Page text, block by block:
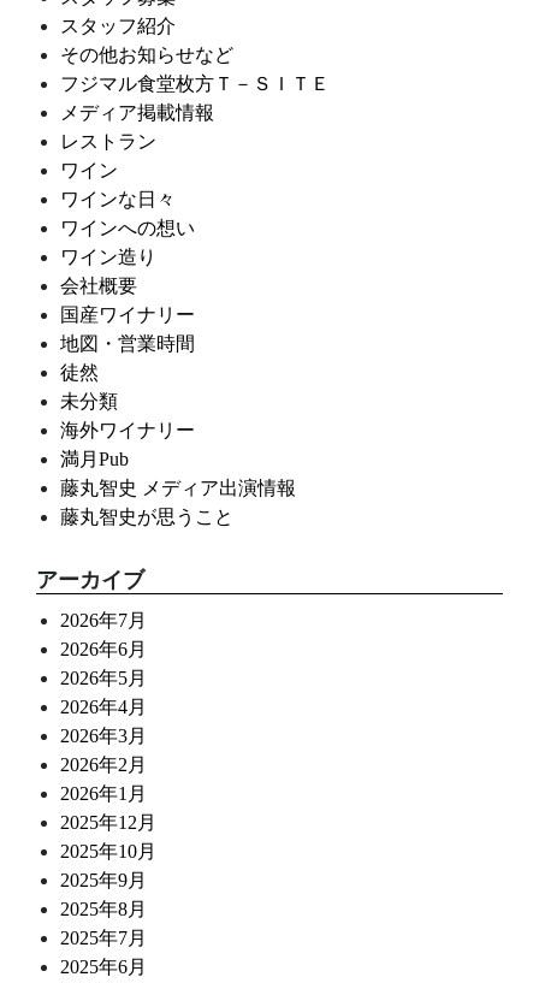
スタッフ紹介
その他お知らせなど
フジマル食堂枚方Ｔ－ＳＩＴＥ
メディア掲載情報
レストラン
ワイン
ワインな日々
ワインへの想い
ワイン造り
会社概要
国産ワイナリー
地図・営業時間
徒然
未分類
海外ワイナリー
満月Pub
藤丸智史 メディア出演情報
藤丸智史が思うこと
アーカイブ
2026年7月
2026年6月
2026年5月
2026年4月
2026年3月
2026年2月
2026年1月
2025年12月
2025年10月
2025年9月
2025年8月
2025年7月
2025年6月